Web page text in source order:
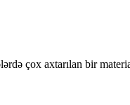
çox axtarılan bir